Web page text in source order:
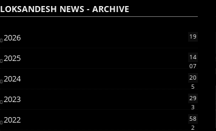
LOKSANDESH NEWS - ARCHIVE
2026 19
2025
14
07
2024
20
5
2023
29
3
2022
58
2